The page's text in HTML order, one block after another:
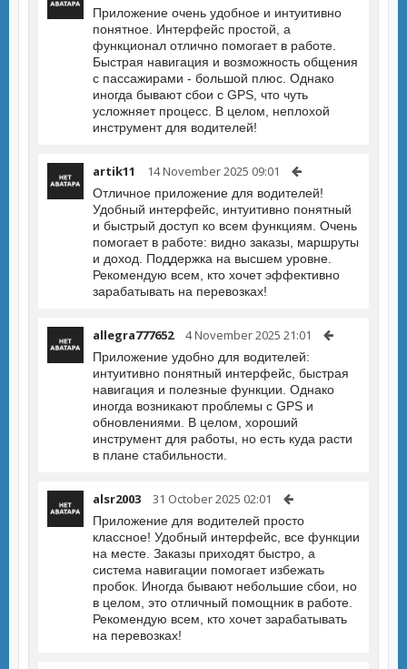
Приложение очень удобное и интуитивно
понятное. Интерфейс простой, а
функционал отлично помогает в работе.
Быстрая навигация и возможность общения
с пассажирами - большой плюс. Однако
иногда бывают сбои с GPS, что чуть
усложняет процесс. В целом, неплохой
инструмент для водителей!
artik11 14 November 2025 09:01
Отличное приложение для водителей!
Удобный интерфейс, интуитивно понятный
и быстрый доступ ко всем функциям. Очень
помогает в работе: видно заказы, маршруты
и доход. Поддержка на высшем уровне.
Рекомендую всем, кто хочет эффективно
зарабатывать на перевозках!
allegra777652 4 November 2025 21:01
Приложение удобно для водителей:
интуитивно понятный интерфейс, быстрая
навигация и полезные функции. Однако
иногда возникают проблемы с GPS и
обновлениями. В целом, хороший
инструмент для работы, но есть куда расти
в плане стабильности.
alsr2003 31 October 2025 02:01
Приложение для водителей просто
классное! Удобный интерфейс, все функции
на месте. Заказы приходят быстро, а
система навигации помогает избежать
пробок. Иногда бывают небольшие сбои, но
в целом, это отличный помощник в работе.
Рекомендую всем, кто хочет зарабатывать
на перевозках!